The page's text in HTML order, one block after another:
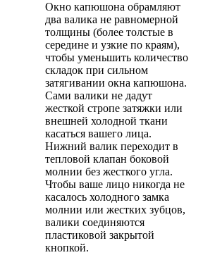
Окно капюшона обрамляют
два валика не равномерной
толщины (более толстые в
середине и узкие по краям),
чтобы уменьшить количество
складок при сильном
затягивании окна капюшона.
Сами валики не дадут
жесткой стропе затяжки или
внешней холодной ткани
касаться вашего лица.
Нижний валик переходит в
тепловой клапан боковой
молнии без жесткого угла.
Чтобы ваше лицо никогда не
касалось холодного замка
молнии или жестких зубцов,
валики соединяются
пластиковой закрытой
кнопкой.